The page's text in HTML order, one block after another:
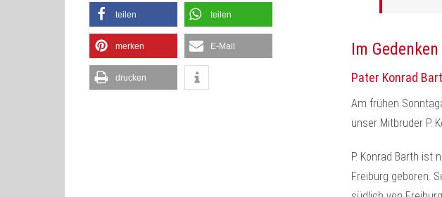
teilen teilen
merken E-Mail
drucken
Im Gedenken
Pater Konrad
Am frühen
unser Mitbruder P.
P. Konrad Barth ist
Freiburg geboren.